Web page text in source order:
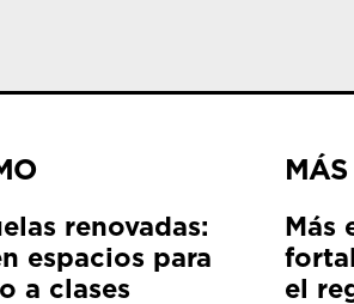
renovadas:
espacios para
a clases
Más
el